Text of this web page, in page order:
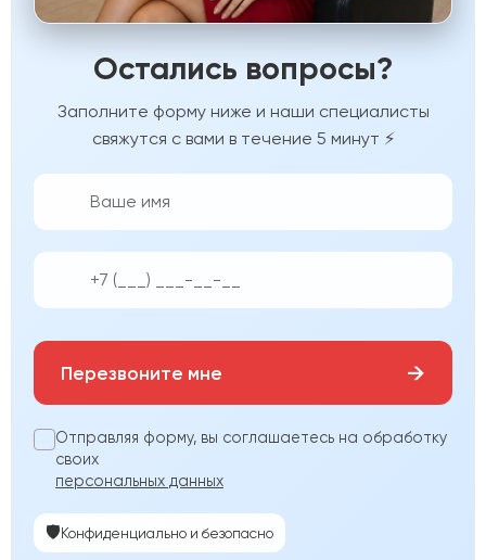
Остались вопросы?
Заполните форму ниже и наши специалисты
свяжутся с вами в течение 5 минут ⚡
Перезвоните мне →
Отправляя форму, вы соглашаетесь на обработку
своих
персональных данных
🛡️Конфиденциально и безопасно